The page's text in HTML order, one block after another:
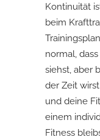
Kontinuität
beim
normal,
siehst, aber
der Zeit
und deine
einem
Fitness